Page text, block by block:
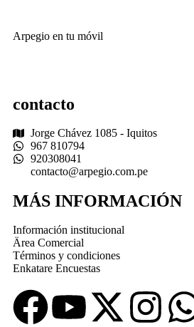
Arpegio en tu móvil
contacto
Jorge Chávez 1085 - Iquitos
967 810794
920308041
contacto@arpegio.com.pe
MÁS INFORMACIÓN
Información institucional
Ärea Comercial
Términos y condiciones
Enkatare Encuestas